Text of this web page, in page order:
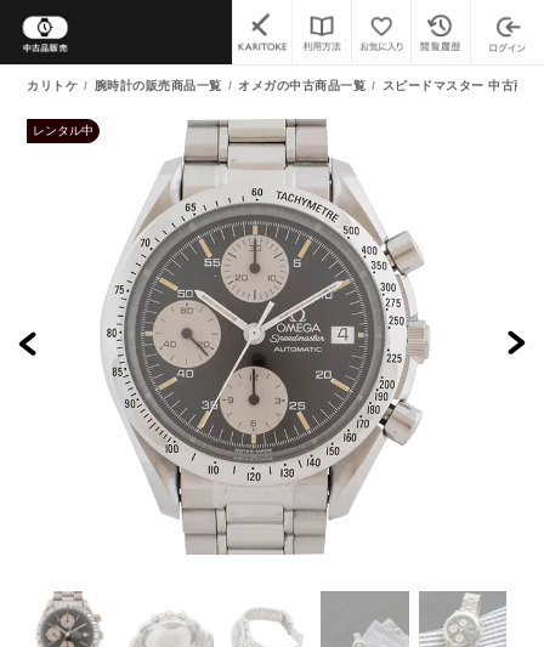
カリトケ 腕時計の販売商品一覧 オメガの中古商品一覧 スピードマスター 中古商品
レンタル中